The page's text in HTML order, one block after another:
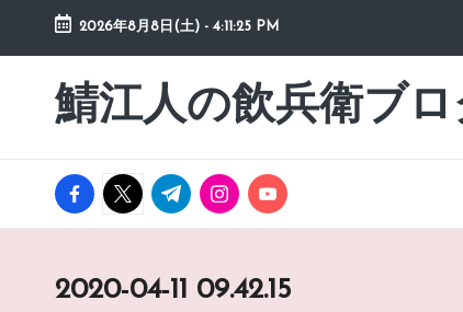
Skip
content
2026年8月8日(土) - 4:11:25 PM
鯖江人の飲兵衛ブロ
日々
の
然
草
facebook.com
twitter.com
t.me instagram.com
youtube.com
2020-04-11 09.42.15